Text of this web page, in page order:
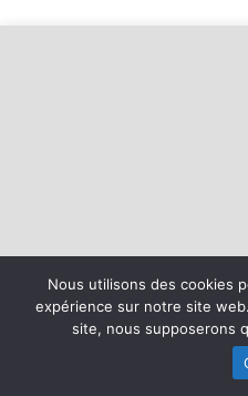
© 2026 - Avenir Sportif
Nous utilisons des cookies
expérience sur notre site
site, nous supposerons